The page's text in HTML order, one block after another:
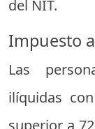
del NIT.
Impuesto
Las
ilíquidas con
superior a